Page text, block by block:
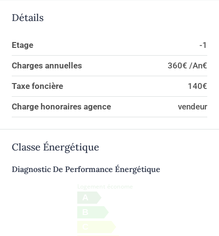
Détails
Etage -1
Charges annuelles 360€ /An€
Taxe foncière 140€
Charge honoraires agence vendeur
Classe Énergétique
Diagnostic De Performance Énergétique